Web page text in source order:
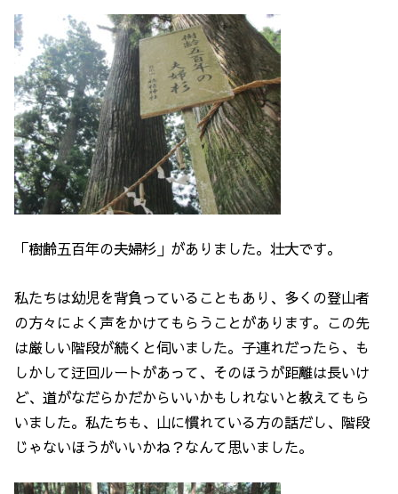
「樹齢五百年の夫婦杉」がありました。壮大です。
私たちは幼児を背負っていることもあり、多くの登山者
の方々によく声をかけてもらうことがあります。この先
は厳しい階段が続くと伺いました。子連れだったら、も
しかして迂回ルートがあって、そのほうが距離は長いけ
ど、道がなだらかだからいいかもしれないと教えてもら
いました。私たちも、山に慣れている方の話だし、階段
じゃないほうがいいかね？なんて思いました。